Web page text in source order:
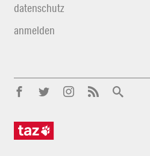
datenschutz
anmelden